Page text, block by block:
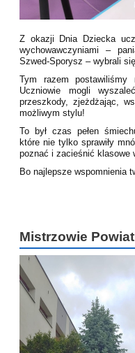
Z okazji Dnia Dziecka
wychowawczyniami –
Szwed-Sporysz – wybrali
Tym razem
Uczniowie mogli
przeszkody, zjeżdżając,
możliwym stylu!
To był czas pełen
które nie tylko sprawiły
poznać i zacieśnić klasowe
Bo najlepsze wspomnienia
Mistrzowie